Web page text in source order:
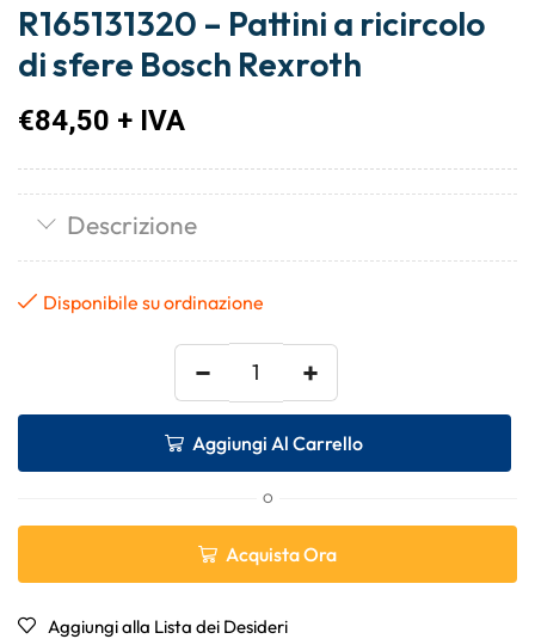
R165131320 – Pattini a ricircolo
di sfere Bosch Rexroth
€84,50 + IVA
Descrizione
Disponibile su ordinazione
− +
Aggiungi Al Carrello
O
Acquista Ora
Aggiungi alla Lista dei Desideri